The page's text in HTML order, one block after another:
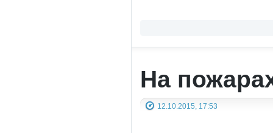
На
12.10.2015, 17:53